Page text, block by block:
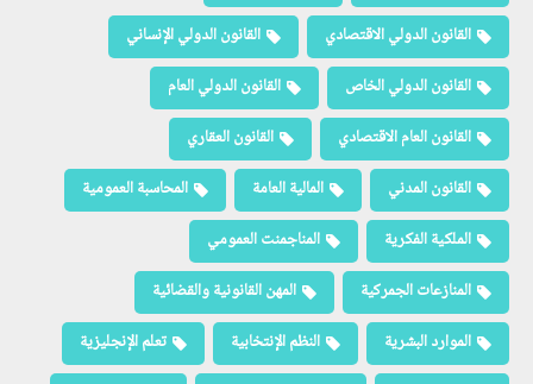
القانون الدولي الاقتصادي
القانون الدولي الإنساني
القانون الدولي الخاص
القانون الدولي العام
القانون العام الاقتصادي
القانون العقاري
القانون المدني
المالية العامة
المحاسبة العمومية
الملكية الفكرية
المناجمنت العمومي
المنازعات الجمركية
المهن القانونية والقضائية
الموارد البشرية
النظم الإنتخابية
تعلم الإنجليزية